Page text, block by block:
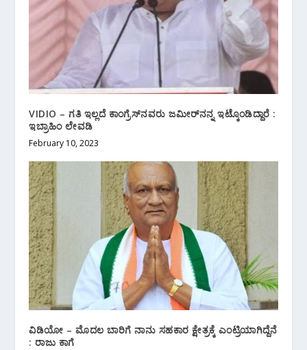
VIDIO – ಗತಿ‌ ಇಲ್ಲದೆ ಕಾಂಗ್ರೆಸ್‌ನವರು ಜಮೀರ್‌ನನ್ನ ಇಟ್ಕೊಂಡಿದ್ದಾರೆ :
ಇಬ್ರಾಹಿಂ ಲೇವಡಿ
February 10, 2023
ವಿಡಿಯೋ – ಮೊದಲ ಬಾರಿಗೆ ನಾನು ಸಹಕಾರ ಕ್ಷೇತ್ರಕ್ಕೆ ಎಂಟ್ರಿಯಾಗಿದ್ದೆನೆ
: ರಾಜು ಕಾಗೆ